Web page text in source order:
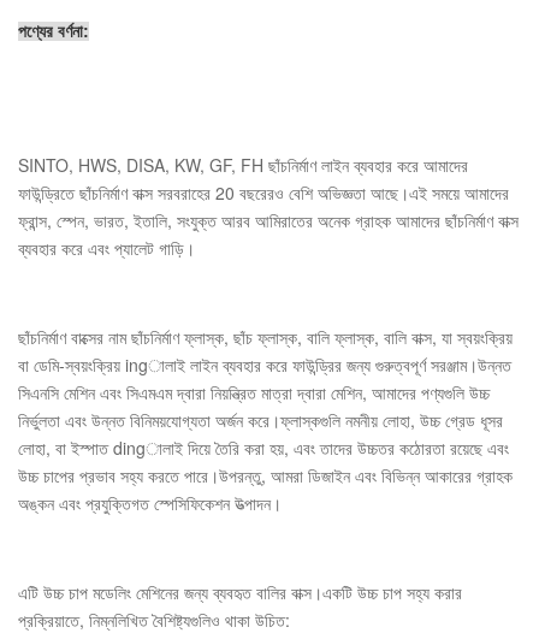
পণ্যের বর্ণনা:
SINTO, HWS, DISA, KW, GF, FH ছাঁচনির্মাণ লাইন ব্যবহার করে আমাদের
ফাউন্ড্রিতে ছাঁচনির্মাণ বাক্স সরবরাহের 20 বছরেরও বেশি অভিজ্ঞতা আছে।এই সময়ে আমাদের
ফ্রান্স, স্পেন, ভারত, ইতালি, সংযুক্ত আরব আমিরাতের অনেক গ্রাহক আমাদের ছাঁচনির্মাণ বাক্স
ব্যবহার করে এবং প্যালেট গাড়ি।
ছাঁচনির্মাণ বাক্সের নাম ছাঁচনির্মাণ ফ্লাস্ক, ছাঁচ ফ্লাস্ক, বালি ফ্লাস্ক, বালি বাক্স, যা স্বয়ংক্রিয়
বা ডেমি-স্বয়ংক্রিয় ingালাই লাইন ব্যবহার করে ফাউন্ড্রির জন্য গুরুত্বপূর্ণ সরঞ্জাম।উন্নত
সিএনসি মেশিন এবং সিএমএম দ্বারা নিয়ন্ত্রিত মাত্রা দ্বারা মেশিন, আমাদের পণ্যগুলি উচ্চ
নির্ভুলতা এবং উন্নত বিনিময়যোগ্যতা অর্জন করে।ফ্লাস্কগুলি নমনীয় লোহা, উচ্চ গ্রেড ধূসর
লোহা, বা ইস্পাত dingালাই দিয়ে তৈরি করা হয়, এবং তাদের উচ্চতর কঠোরতা রয়েছে এবং
উচ্চ চাপের প্রভাব সহ্য করতে পারে।উপরন্তু, আমরা ডিজাইন এবং বিভিন্ন আকারের গ্রাহক
অঙ্কন এবং প্রযুক্তিগত স্পেসিফিকেশন উত্পাদন।
এটি উচ্চ চাপ মডেলিং মেশিনের জন্য ব্যবহৃত বালির বাক্স।একটি উচ্চ চাপ সহ্য করার
প্রক্রিয়াতে, নিম্নলিখিত বৈশিষ্ট্যগুলিও থাকা উচিত: